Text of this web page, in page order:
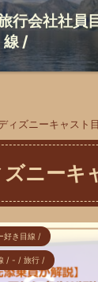
行会社社員
線 /
ィズニーキャスト
ニーキ
好き目線 /
/ - / 旅行 /